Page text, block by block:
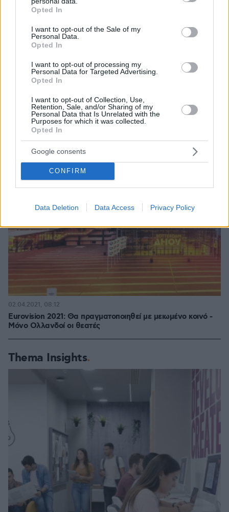
grant or deny consent to Google and its third-party tags to
use your data for below specified purposes in below Google
consent section.
Opted In
I want to opt-out of the Sale of my
Personal Data.
Opted In
I want to opt-out of processing my
Personal Data for Targeted Advertising.
Opted In
I want to opt-out of Collection, Use,
Retention, Sale, and/or Sharing of my
Personal Data that Is Unrelated with the
Purposes for which it was collected.
Opted In
Google consents
CONFIRM
Data Deletion Data Access Privacy Policy
Σχετικά Άρθρα
Eurovision 2021: Θα πραγματοποιηθεί με μειωμένο κοινό -
Μόνο Ολλανδοί οι θεατές
02.04.2021, 08:12
Thema Insights
και τον Κόσμο, τη στιγμή που συμβαίνουν, στο
Protothema.gr